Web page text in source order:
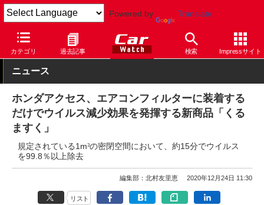
Powered by Translate
カテゴリ 過去記事 検索 Impressサイト
Car Watch 自動車 ホンダ N-BOX
ニュース
ホンダアクセス、エアコンフィルターに装着する
だけでウイルス減少効果を発揮する新商品「くる
ますく」
規定されている1m3の密閉空間において、約15分でウイルス
を99.8％以上除去
編集部：北村友里恵 2020年12月24日 11:30
リスト